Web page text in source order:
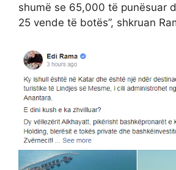
shumë se 65,000 të punësuar
25 vende të botës”, shkruan